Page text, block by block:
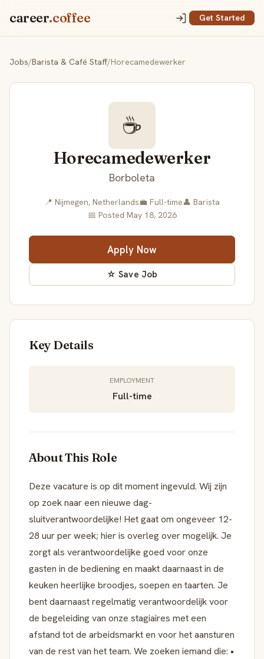
career.coffee Get Started
Jobs/Barista & Café Staff/Horecamedewerker
☕
Horecamedewerker
Borboleta
📍 Nijmegen, Netherlands💼 Full-time👤 Barista
📅 Posted May 18, 2026
Apply Now
☆ Save Job
Key Details
EMPLOYMENT
Full-time
About This Role
Deze vacature is op dit moment ingevuld. Wij zijn
op zoek naar een nieuwe dag-
sluitverantwoordelijke! Het gaat om ongeveer 12-
28 uur per week; hier is overleg over mogelijk. Je
zorgt als verantwoordelijke goed voor onze
gasten in de bediening en maakt daarnaast in de
keuken heerlijke broodjes, soepen en taarten. Je
bent daarnaast regelmatig verantwoordelijk voor
de begeleiding van onze stagiaires met een
afstand tot de arbeidsmarkt en voor het aansturen
van de rest van het team. We zoeken iemand die: •